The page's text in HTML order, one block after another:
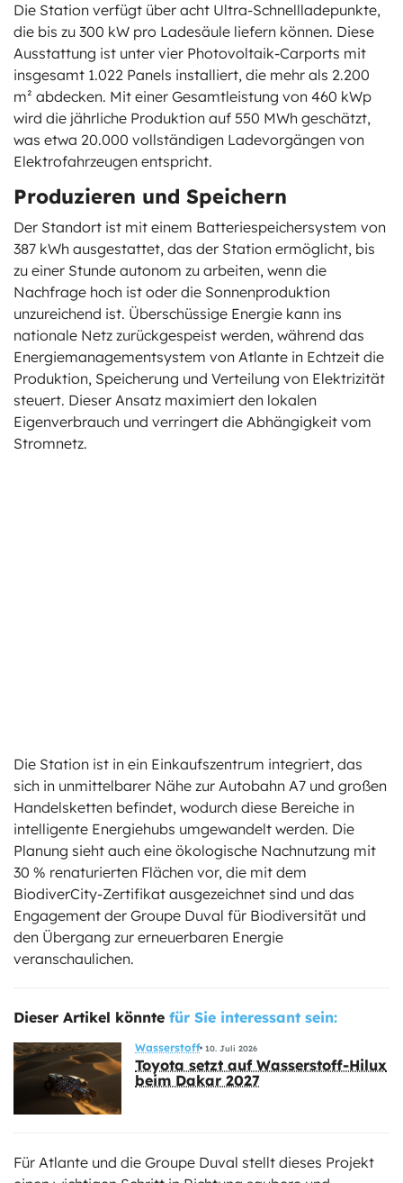
Die Station verfügt über acht Ultra-Schnellladepunkte,
die bis zu 300 kW pro Ladesäule liefern können. Diese
Ausstattung ist unter vier Photovoltaik-Carports mit
insgesamt 1.022 Panels installiert, die mehr als 2.200
m² abdecken. Mit einer Gesamtleistung von 460 kWp
wird die jährliche Produktion auf 550 MWh geschätzt,
was etwa 20.000 vollständigen Ladevorgängen von
Elektrofahrzeugen entspricht.
Produzieren und Speichern
Der Standort ist mit einem Batteriespeichersystem von
387 kWh ausgestattet, das der Station ermöglicht, bis
zu einer Stunde autonom zu arbeiten, wenn die
Nachfrage hoch ist oder die Sonnenproduktion
unzureichend ist. Überschüssige Energie kann ins
nationale Netz zurückgespeist werden, während das
Energiemanagementsystem von Atlante in Echtzeit die
Produktion, Speicherung und Verteilung von Elektrizität
steuert. Dieser Ansatz maximiert den lokalen
Eigenverbrauch und verringert die Abhängigkeit vom
Stromnetz.
Die Station ist in ein Einkaufszentrum integriert, das
sich in unmittelbarer Nähe zur Autobahn A7 und großen
Handelsketten befindet, wodurch diese Bereiche in
intelligente Energiehubs umgewandelt werden. Die
Planung sieht auch eine ökologische Nachnutzung mit
30 % renaturierten Flächen vor, die mit dem
BiodiverCity-Zertifikat ausgezeichnet sind und das
Engagement der Groupe Duval für Biodiversität und
den Übergang zur erneuerbaren Energie
veranschaulichen.
Dieser Artikel könnte für Sie interessant sein:
Wasserstoff 10. Juli 2026
Toyota setzt auf Wasserstoff-Hilux
beim Dakar 2027
Für Atlante und die Groupe Duval stellt dieses Projekt